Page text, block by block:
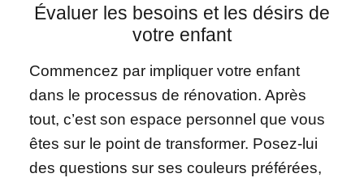
Évaluer les besoins et les désirs de
votre enfant
Commencez par impliquer votre enfant
dans le processus de rénovation. Après
tout, c’est son espace personnel que vous
êtes sur le point de transformer. Posez-lui
des questions sur ses couleurs préférées,